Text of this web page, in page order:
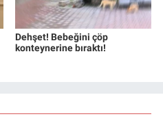
Dehşet! Bebeğini çöp
konteynerine bıraktı!